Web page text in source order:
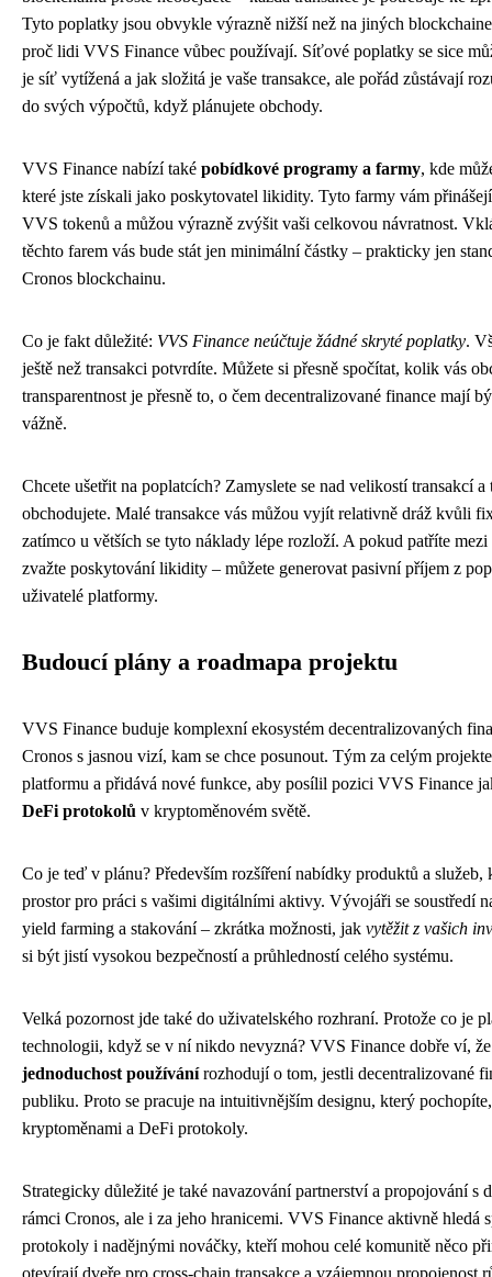
Tyto poplatky jsou obvykle výrazně nižší než na jiných
proč lidi VVS Finance vůbec používají. Síťové poplatky se sice
je síť vytížená a jak složitá je vaše transakce, ale pořád zůstávají
do svých výpočtů, když plánujete obchody.
VVS Finance nabízí také pobídkové programy a farmy, kde
které jste získali jako poskytovatel likidity. Tyto farmy vám
VVS tokenů a můžou výrazně zvýšit vaši celkovou návratnost.
těchto farem vás bude stát jen minimální částky – prakticky jen
Cronos blockchainu.
Co je fakt důležité: VVS Finance neúčtuje žádné skryté poplatky.
ještě než transakci potvrdíte. Můžete si přesně spočítat, kolik vás
transparentnost je přesně to, o čem decentralizované finance mají
vážně.
Chcete ušetřit na poplatcích? Zamyslete se nad velikostí transakcí a
obchodujete. Malé transakce vás můžou vyjít relativně dráž kvůli
zatímco u větších se tyto náklady lépe rozloží. A pokud patříte
zvažte poskytování likidity – můžete generovat pasivní příjem z
uživatelé platformy.
Budoucí plány a roadmapa projektu
VVS Finance buduje komplexní ekosystém decentralizovaných
Cronos s jasnou vizí, kam se chce posunout. Tým za celým
platformu a přidává nové funkce, aby posílil pozici VVS Finance
DeFi protokolů v kryptoměnovém světě.
Co je teď v plánu? Především rozšíření nabídky produktů a služeb,
prostor pro práci s vašimi digitálními aktivy. Vývojáři se soustředí
yield farming a stakování – zkrátka možnosti, jak vytěžit z vašich
si být jistí vysokou bezpečností a průhledností celého systému.
Velká pozornost jde také do uživatelského rozhraní. Protože co je
technologii, když se v ní nikdo nevyzná? VVS Finance dobře ví,
jednoduchost používánírozhodují o tom, jestli decentralizované
publiku. Proto se pracuje na intuitivnějším designu, který
kryptoměnami a DeFi protokoly.
Strategicky důležité je také navazování partnerství a propojování s
rámci Cronos, ale i za jeho hranicemi. VVS Finance aktivně hledá
protokoly i nadějnými nováčky, kteří mohou celé komunitě něco
otevírají dveře pro cross-chain transakce a vzájemnou propojenost